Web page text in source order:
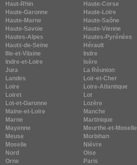
Haut-Rhin
Haute-Corse
Haute-Garonne
Haute-Loire
Haute-Marne
Haute-Saône
Haute-Savoie
Haute-Vienne
Hautes-Alpes
Hautes-Pyrénées
Hauts-de-Seine
Hérault
Ille-et-Vilaine
Indre
Indre-et-Loire
Isère
Jura
La Réunion
Landes
Loir-et-Cher
Loire
Loire-Atlantique
Loiret
Lot
Lot-et-Garonne
Lozère
Maine-et-Loire
Manche
Marne
Martinique
Mayenne
Meurthe-et-Moselle
Meuse
Morbihan
Moselle
Nièvre
Nord
Oise
Orne
Paris